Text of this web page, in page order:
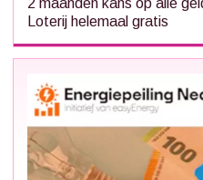
Loterij helemaal gratis